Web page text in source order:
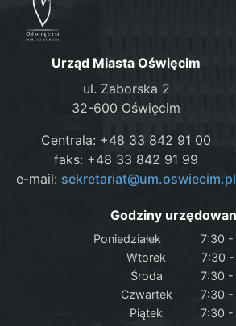
Urząd Miasta Oświęcim
ul. Zaborska 2
32-600 Oświęcim
Centrala: +48 33 842 91 00
faks: +48 33 842 91 99
e-mail: sekretariat@um.oswiecim.pl
Godziny
Poniedziałek
7:30 -
Wtorek
7:30 -
Środa
7:30 -
Czwartek
7:30 -
Piątek
7:30 -